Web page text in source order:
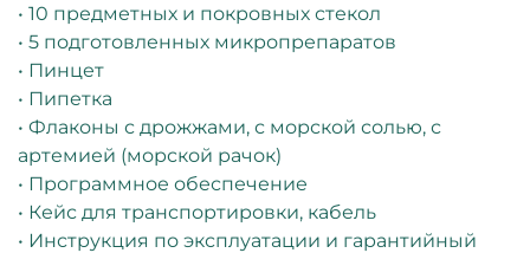
• 10 предметных и покровных стекол
• 5 подготовленных микропрепаратов
• Пинцет
• Пипетка
• Флаконы с дрожжами, с морской солью, с
артемией (морской рачок)
• Программное обеспечение
• Кейс для транспортировки, кабель
• Инструкция по эксплуатации и гарантийный